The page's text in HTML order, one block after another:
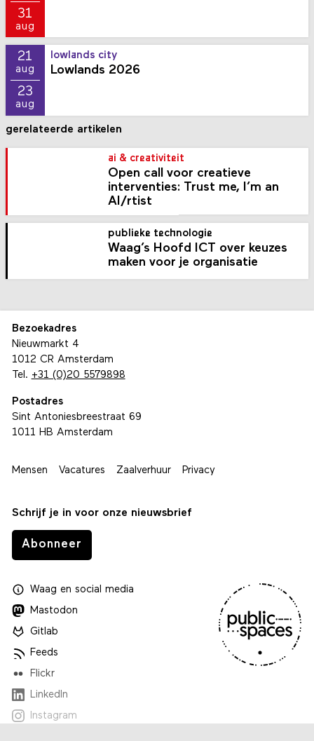
31
aug
21
aug
23
aug
lowlands city
Lowlands 2026
gerelateerde artikelen
ai & creativiteit
Open call voor creatieve
interventies: Trust me, I’m an
AI/rtist
publieke technologie
Waag’s Hoofd ICT over keuzes
maken voor je organisatie
Bezoekadres
Nieuwmarkt 4
1012 CR Amsterdam
Tel. +31 (0)20 5579898
Postadres
Sint Antoniesbreestraat 69
1011 HB Amsterdam
Mensen Vacatures Zaalverhuur Privacy
Schrijf je in voor onze nieuwsbrief
Abonneer
Waagen social media
Mastodon
Gitlab
Feeds
Flickr
LinkedIn
Instagram